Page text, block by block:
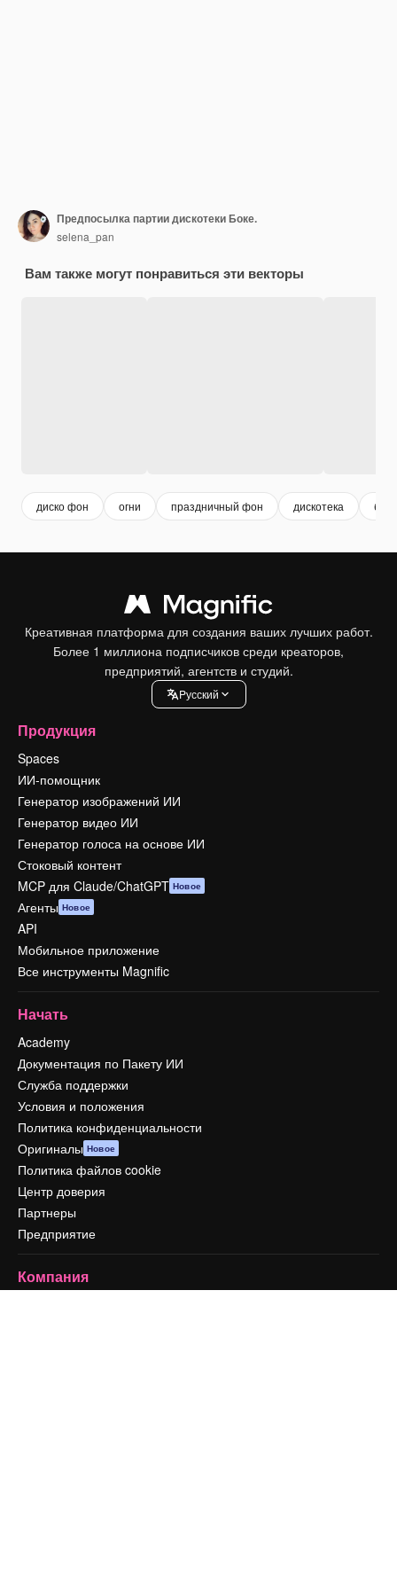
Предпосылка партии дискотеки Боке.
selena_pan
Вам также могут понравиться эти векторы
диско фон огни праздничный фон дискотека
Креативная платформа для создания ваших лучших работ.
Более 1 миллиона подписчиков среди креаторов,
предприятий, агентств и студий.
Pусский
Продукция
Spaces
ИИ-помощник
Генератор изображений ИИ
Генератор видео ИИ
Генератор голоса на основе ИИ
Стоковый контент
MCP для Claude/ChatGPT Новое
Агенты Новое
API
Мобильное приложение
Все инструменты Magnific
Начать
Academy
Документация по Пакету ИИ
Служба поддержки
Условия и положения
Политика конфиденциальности
Оригиналы Новое
Политика файлов cookie
Центр доверия
Партнеры
Предприятие
Компания